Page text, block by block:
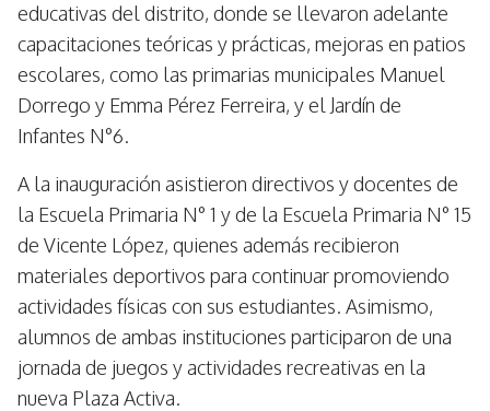
educativas del distrito, donde se llevaron adelante
capacitaciones teóricas y prácticas, mejoras en patios
escolares, como las primarias municipales Manuel
Dorrego y Emma Pérez Ferreira, y el Jardín de
Infantes N°6.
A la inauguración asistieron directivos y docentes de
la Escuela Primaria N° 1 y de la Escuela Primaria N° 15
de Vicente López, quienes además recibieron
materiales deportivos para continuar promoviendo
actividades físicas con sus estudiantes. Asimismo,
alumnos de ambas instituciones participaron de una
jornada de juegos y actividades recreativas en la
nueva Plaza Activa.